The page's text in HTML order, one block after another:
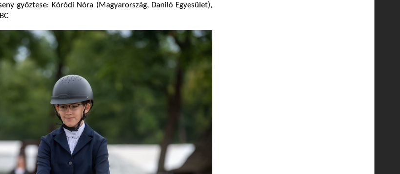
győztese: Kóródi Nóra (Magyarország, Daniló Egyesület),